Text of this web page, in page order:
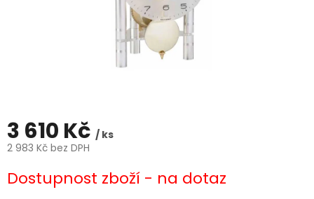
3 610 Kč / ks
2 983 Kč bez DPH
cena:
Dostupnost zboží - na dotaz